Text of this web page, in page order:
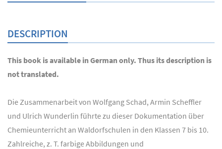
DESCRIPTION
This book is available in German only. Thus its description is
not translated.
Die Zusammenarbeit von Wolfgang Schad, Armin Scheffler
und Ulrich Wunderlin führte zu dieser Dokumentation über
Chemieunterricht an Waldorfschulen in den Klassen 7 bis 10.
Zahlreiche, z. T. farbige Abbildungen und